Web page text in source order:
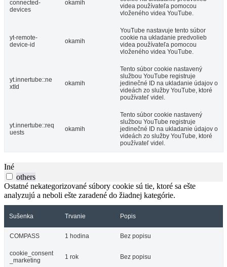
connected-
devices
okamih
videa používateľa pomocou
vloženého videa YouTube.
yt-remote-
device-id
okamih
YouTube nastavuje tento súbor
cookie na ukladanie predvolieb
videa používateľa pomocou
vloženého videa YouTube.
yt.innertube::ne
xtId
okamih
Tento súbor cookie nastavený
službou YouTube registruje
jedinečné ID na ukladanie údajov o
videách zo služby YouTube, ktoré
používateľ videl.
yt.innertube::req
uests
okamih
Tento súbor cookie nastavený
službou YouTube registruje
jedinečné ID na ukladanie údajov o
videách zo služby YouTube, ktoré
používateľ videl.
Iné
others
Ostatné nekategorizované súbory cookie sú tie, ktoré sa ešte
analyzujú a neboli ešte zaradené do žiadnej kategórie.
Sušenka Trvanie Popis
COMPASS 1 hodina Bez popisu
cookie_consent
_marketing
1 rok Bez popisu